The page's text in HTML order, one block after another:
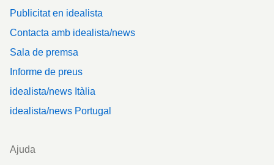
Publicitat en idealista
Contacta amb idealista/news
Sala de premsa
Informe de preus
idealista/news Itàlia
idealista/news Portugal
Ajuda